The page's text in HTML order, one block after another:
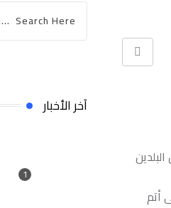
Print
أتم
آخر الأخبار